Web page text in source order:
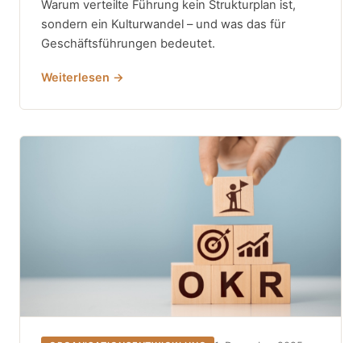
Warum verteilte Führung kein Strukturplan ist,
sondern ein Kulturwandel – und was das für
Geschäftsführungen bedeutet.
Weiterlesen →